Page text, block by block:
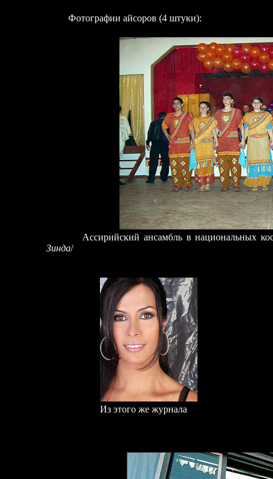
Фотографии айсоров (4 штуки):
Ассирийский ансамбль в национальных
Зинда/
Из этого же журнала